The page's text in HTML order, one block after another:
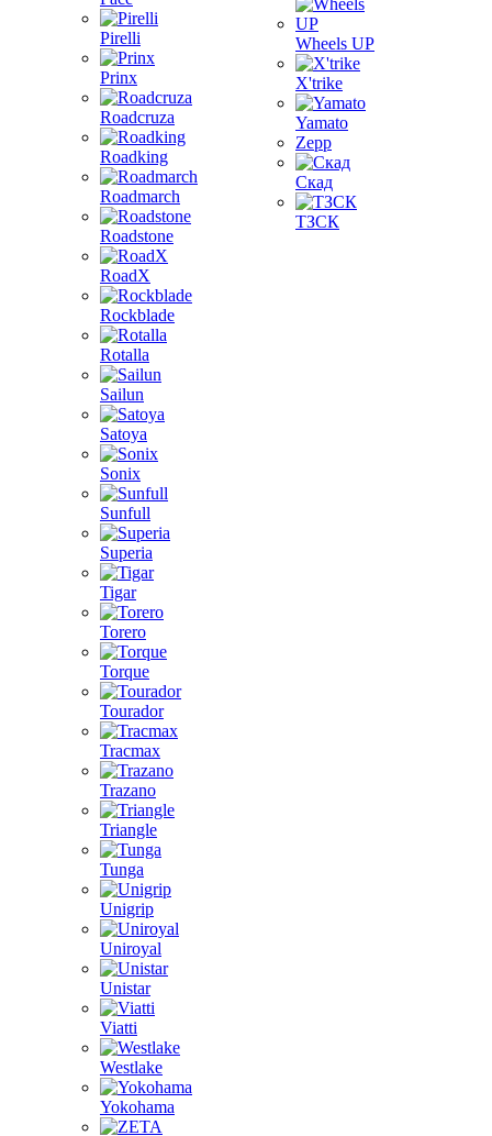
Pirelli
Prinx
Roadcruza
Roadking
Roadmarch
Roadstone
RoadX
Rockblade
Rotalla
Sailun
Satoya
Sonix
Sunfull
Superia
Tigar
Torero
Torque
Tourador
Tracmax
Trazano
Triangle
Tunga
Unigrip
Uniroyal
Unistar
Viatti
Westlake
Yokohama
Wheels UP
X'trike
Yamato
Zepp
Скад
ТЗСК